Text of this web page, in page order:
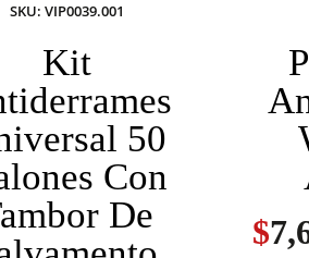
SKU: VIP0039.001
Kit
50
Con
De
$